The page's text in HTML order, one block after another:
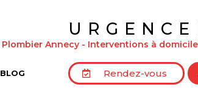
URGENCE
Plombier Annecy - Interventions à
BLOG Rendez-vous